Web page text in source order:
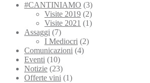
#CANTINIAMO (3)
Visite 2019 (2)
Visite 2021 (1)
Assaggi (7)
I Mediocri (2)
Comunicazioni (4)
Eventi (10)
Notizie (23)
Offerte vini (1)